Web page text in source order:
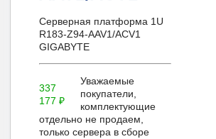
Серверная платформа 1U
R183-Z94-AAV1/ACV1
GIGABYTE
337
177₽
Уважаемые
покупатели,
комплектующие
отдельно не продаем,
только сервера в сборе